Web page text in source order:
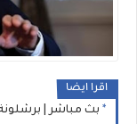
اقرا ايضا
بث مباشر |